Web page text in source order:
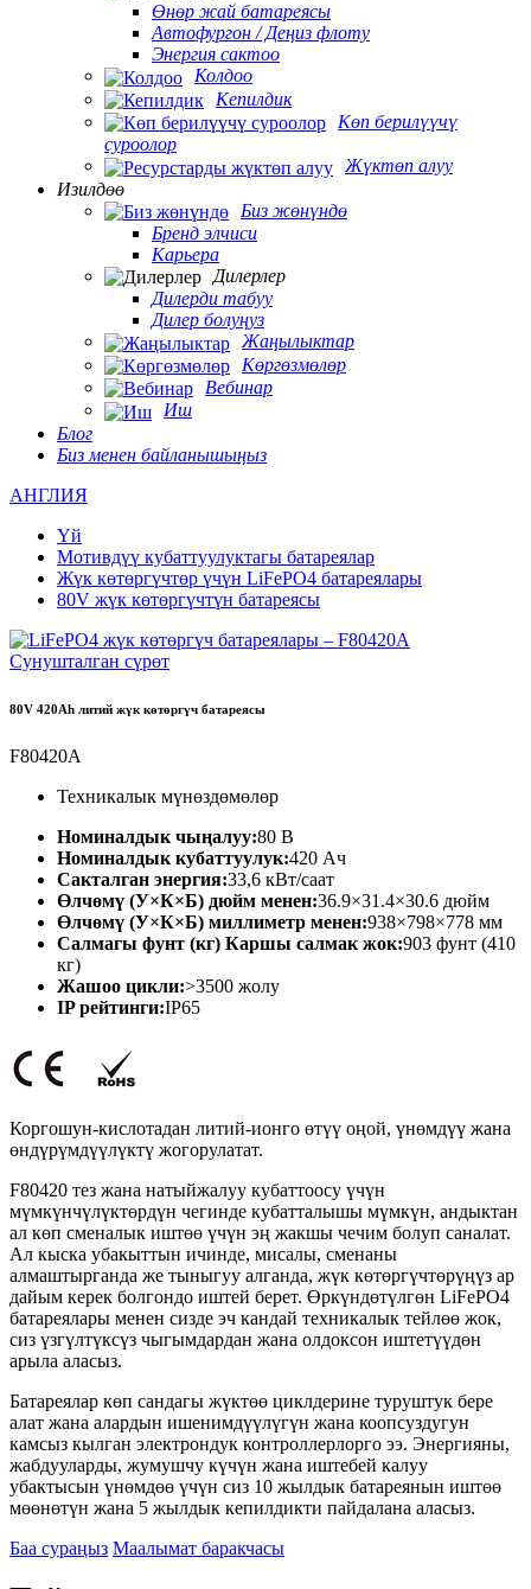
Өнөр жай батареясы
Автофургон / Деңиз флоту
Энергия сактоо
Колдоо
Кепилдик
Көп берилүүчү
суроолор
Жүктөп алуу
Изилдөө
Биз жөнүндө
Бренд элчиси
Карьера
Дилерлер
Дилерди табуу
Дилер болуңуз
Жаңылыктар
Көргөзмөлөр
Вебинар
Иш
Блог
Биз менен байланышыңыз
АНГЛИЯ
Үй
Мотивдүү кубаттуулуктагы батареялар
Жүк көтөргүчтөр үчүн LiFePO4 батареялары
80V жүк көтөргүчтүн батареясы
80V 420Ah литий жүк көтөргүч батареясы
F80420A
Техникалык мүнөздөмөлөр
Номиналдык чыңалуу:80 В
Номиналдык кубаттуулук:420 Ач
Сакталган энергия:33,6 кВт/саат
Өлчөмү (У×К×Б) дюйм менен:36.9×31.4×30.6 дюйм
Өлчөмү (У×К×Б) миллиметр менен:938×798×778 мм
Салмагы фунт (кг) Каршы салмак жок:903 фунт (410
кг)
Жашоо цикли:>3500 жолу
IP рейтинги:IP65
Коргошун-кислотадан литий-ионго өтүү оңой, үнөмдүү жана
өндүрүмдүүлүктү жогорулатат.
F80420 тез жана натыйжалуу кубаттоосу үчүн
мүмкүнчүлүктөрдүн чегинде кубатталышы мүмкүн, андыктан
ал көп сменалык иштөө үчүн эң жакшы чечим болуп саналат.
Ал кыска убакыттын ичинде, мисалы, сменаны
алмаштырганда же тыныгуу алганда, жүк көтөргүчтөрүңүз ар
дайым керек болгондо иштей берет. Өркүндөтүлгөн LiFePO4
батареялары менен сизде эч кандай техникалык тейлөө жок,
сиз үзгүлтүксүз чыгымдардан жана олдоксон иштетүүдөн
арыла аласыз.
Батареялар көп сандагы жүктөө циклдерине туруштук бере
алат жана алардын ишенимдүүлүгүн жана коопсуздугун
камсыз кылган электрондук контроллерлорго ээ. Энергияны,
жабдууларды, жумушчу күчүн жана иштебей калуу
убактысын үнөмдөө үчүн сиз 10 жылдык батареянын иштөө
мөөнөтүн жана 5 жылдык кепилдикти пайдалана аласыз.
Баа сураңыз Маалымат баракчасы